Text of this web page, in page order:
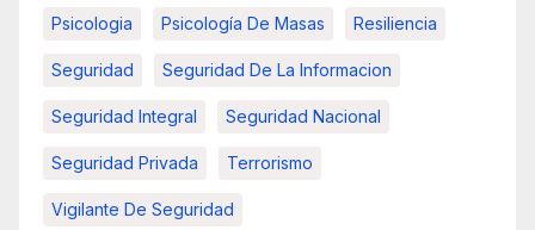
Psicologia Psicología De Masas Resiliencia
Seguridad Seguridad De La Informacion
Seguridad Integral Seguridad Nacional
Seguridad Privada Terrorismo
Vigilante De Seguridad